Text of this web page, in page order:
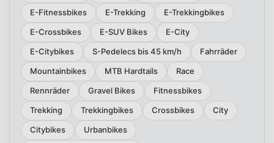
E-Fitnessbikes
E-Trekking
E-Trekkingbikes
E-Crossbikes
E-SUV Bikes
E-City
E-Citybikes
S-Pedelecs bis 45 km/h
Fahrräder
Mountainbikes
MTB Hardtails
Race
Rennräder
Gravel Bikes
Fitnessbikes
Trekking
Trekkingbikes Crossbikes
City
Citybikes
Urbanbikes